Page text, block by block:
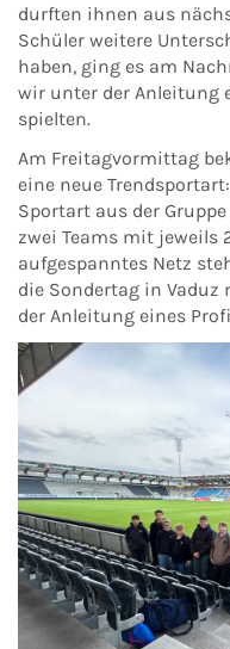
durften ihnen aus
Schüler weitere
haben, ging es am
wir unter der Anleitung
spielten.
Am Freitagvormittag
eine neue
Sportart aus der
zwei Teams mit jeweils
aufgespanntes Netz
die Sondertag in
der Anleitung eines